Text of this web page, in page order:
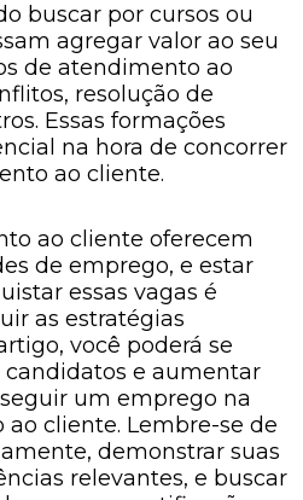
buscar por cursos ou
agregar valor ao seu
de atendimento ao
resolução de
Essas formações
na hora de concorrer
ao cliente.
ao cliente oferecem
de emprego, e estar
essas vagas é
as estratégias
você poderá se
e aumentar
um emprego na
cliente. Lembre-se de
demonstrar suas
relevantes, e buscar